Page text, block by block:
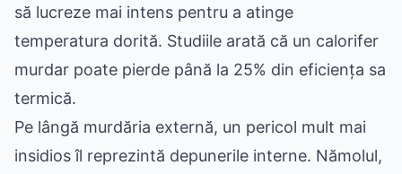
să lucreze mai intens pentru a atinge
temperatura dorită. Studiile arată că un calorifer
murdar poate pierde până la 25% din eficiența sa
termică.
Pe lângă murdăria externă, un pericol mult mai
insidios îl reprezintă depunerile interne. Nămolul,